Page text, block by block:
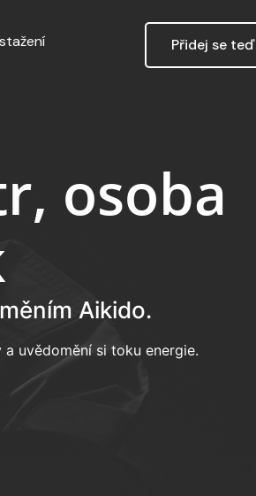
Přidej se teď
osoba
Aikido.
uvědomění si toku energie.